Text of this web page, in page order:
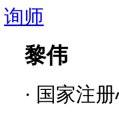
黎伟
· 国家注